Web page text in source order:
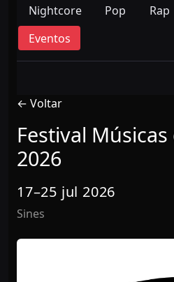
Nightcore
Pop Rap
Eventos
← Voltar
Festival
2026
17–25 jul 2026
Sines